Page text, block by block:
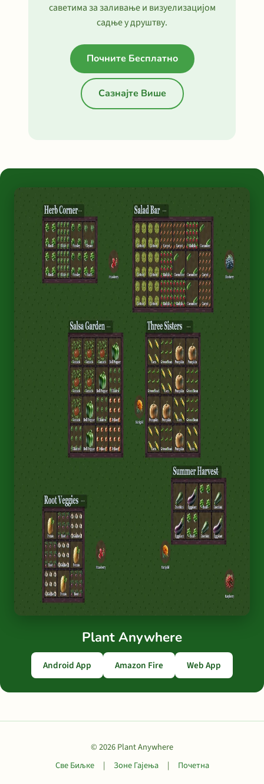
саветима за заливање и визуелизацијом
садње у друштву.
Почните Бесплатно
Сазнајте Више
Plant Anywhere
Android App Amazon Fire Web App
© 2026 Plant Anywhere
Све Биљке
| Зоне Гајења | Почетна